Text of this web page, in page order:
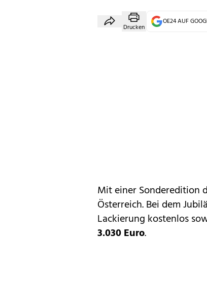
Drucken
OE24 AUF
Mit einer Sonderedition
Österreich. Bei dem
Lackierung kostenlos
3.030 Euro.